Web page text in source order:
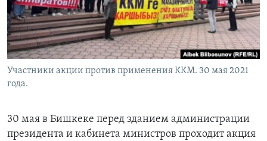
Участники акции против применения ККМ. 30 мая 2021
года.
30 мая в Бишкеке перед зданием администрации
президента и кабинета министров проходит акция